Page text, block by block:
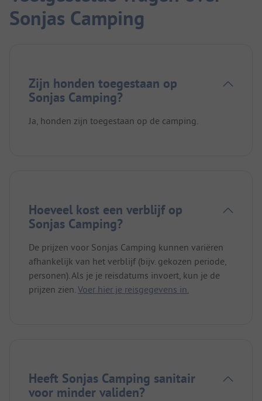
Sonjas Camping
Zijn honden toegestaan op
Sonjas Camping?
Ja, honden zijn toegestaan op de camping.
Hoeveel kost een verblijf op
Sonjas Camping?
De prijzen voor Sonjas Camping kunnen variëren
afhankelijk van het verblijf (bijv. gekozen periode,
personen). Als je je reisdatums invoert, kun je de
prijzen zien. Voer hier je reisgegevens in.
Heeft Sonjas Camping sanitair
voor minder validen?